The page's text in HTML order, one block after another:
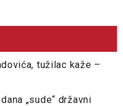
tužilac kaže –
„sude“ državni